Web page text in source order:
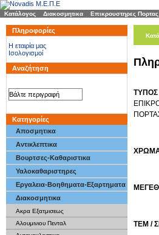
Κατάλογος Διακοσμητικα Επικρουστηρες Πορτας
Πληροφορίες
H εταιρία μας
Ισολογισμοί
Αναζήτηση
Κατηγορίες
Αποσμητικα
Αντικλεπτικα
Βουρτσες-Καθαριστικα
Υαλοκαθαριστηρες
Εργαλεια-Βοηθηματα-Εξαρτηματα
Διακοσμητικα
Ακρα Εξατμισεως
Αλουμινιου Πενταλ
ΤΥΠΟΣ
ΤΕΜ /